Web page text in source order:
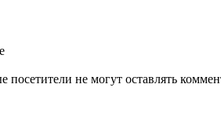
посетители не могут оставлять